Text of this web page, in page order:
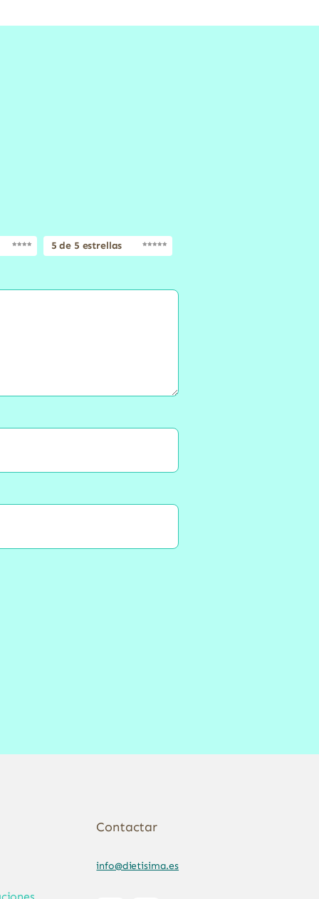
5 de 5 estrellas
Contactar
info@dietisima.es